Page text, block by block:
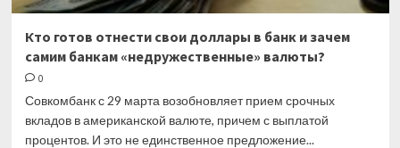
Кто готов отнести свои доллары в банк и зачем
самим банкам «недружественные» валюты?
0
Совкомбанк с 29 марта возобновляет прием срочных
вкладов в американской валюте, причем с выплатой
процентов. И это не единственное предложение...